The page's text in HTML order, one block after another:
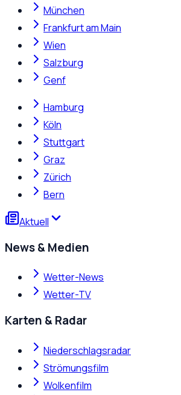
München
Frankfurt am Main
Wien
Salzburg
Genf
Hamburg
Köln
Stuttgart
Graz
Zürich
Bern
Aktuell
News & Medien
Wetter-News
Wetter-TV
Karten & Radar
Niederschlagsradar
Strömungsfilm
Wolkenfilm